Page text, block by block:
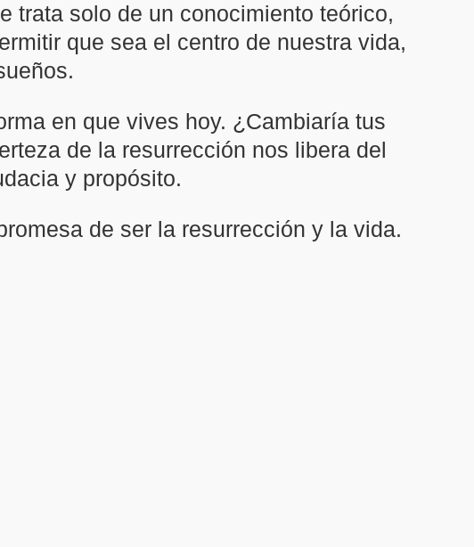
trata solo de un conocimiento teórico,
que sea el centro de nuestra vida,
en que vives hoy. ¿Cambiaría tus
de la resurrección nos libera del
y propósito.
de ser la resurrección y la vida.